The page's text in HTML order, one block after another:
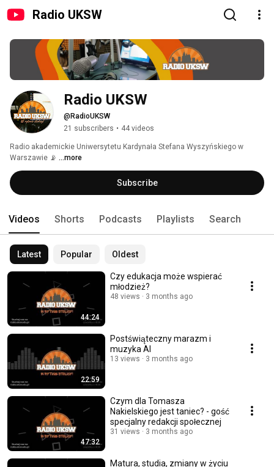
Radio UKSW
Radio UKSW
@RadioUKSW
21 subscribers • 44 videos
Radio akademickie Uniwersytetu Kardynała Stefana Wyszyńskiego w
Warszawie 📡 ...more
Subscribe
Videos Shorts Podcasts Playlists Search
Latest Popular Oldest
44:24
Czy edukacja może wspierać
młodzież?
48 views 3 months ago
22:59
Postświąteczny marazm i
muzyka AI
13 views 3 months ago
47:32
Czym dla Tomasza
Nakielskiego jest taniec? - gość
specjalny redakcji społecznej
31 views 3 months ago
Matura, studia, zmiany w życiu